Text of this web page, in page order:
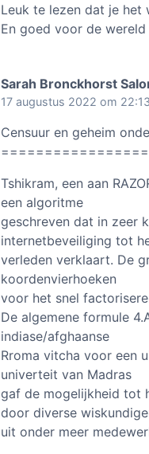
Leuk te lezen dat je het
En goed voor de
Sarah Bronckhorst
17 augustus 2022 om 22:13
Censuur en geheim
Tshikram, een aan
een algoritme
geschreven dat in zeer
internetbeveiliging tot
verleden verklaart. De
koordenvierhoeken
voor het snel
De algemene formule
indiase/afghaanse
Rroma vitcha voor een
univerteit van Madras
gaf de mogelijkheid tot
door diverse
uit onder meer